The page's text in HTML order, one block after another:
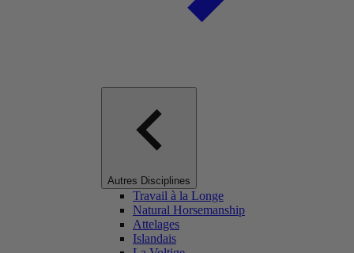
Autres Disciplines
Travail à la Longe
Natural Horsemanship
Attelages
Islandais